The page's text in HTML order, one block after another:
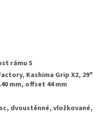
rámu S
Kashima Grip X2, 29"
mm, offset 44 mm
dvoustěnné, vložkované,